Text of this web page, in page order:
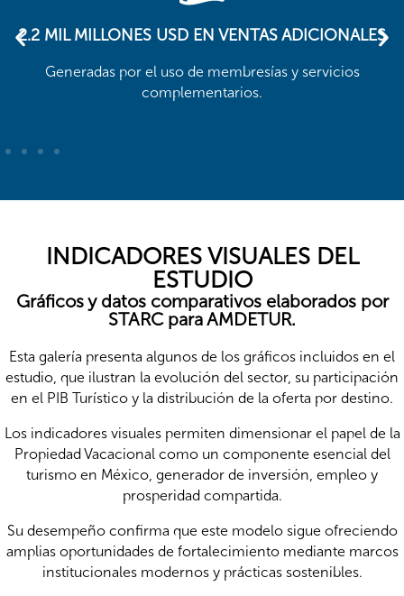
2.2 MIL MILLONES USD EN VENTAS ADICIONALES
Generadas por el uso de membresías y servicios
complementarios.
INDICADORES VISUALES DEL
ESTUDIO
Gráficos y datos comparativos elaborados por
STARC para AMDETUR.
Esta galería presenta algunos de los gráficos incluidos en el
estudio, que ilustran la evolución del sector, su participación
en el PIB Turístico y la distribución de la oferta por destino.
Los indicadores visuales permiten dimensionar el papel de la
Propiedad Vacacional como un componente esencial del
turismo en México, generador de inversión, empleo y
prosperidad compartida.
Su desempeño confirma que este modelo sigue ofreciendo
amplias oportunidades de fortalecimiento mediante marcos
institucionales modernos y prácticas sostenibles.